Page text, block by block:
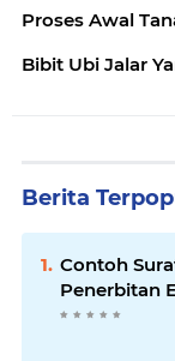
Proses Awal
Bibit Ubi Jalar
Berita
Contoh
Penerbitan